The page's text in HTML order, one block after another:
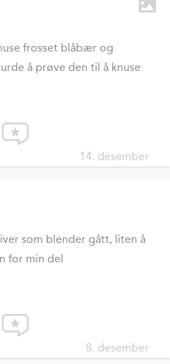
frosset blåbær og
å prøve den til å knuse
14. desember
som blender gått, liten å
for min del
8. desember